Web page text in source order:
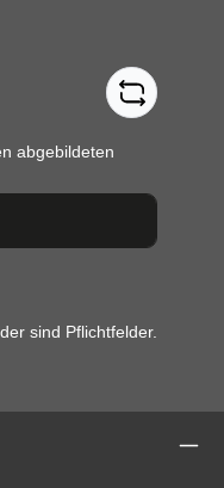
abgebildeten
sind Pflichtfelder.